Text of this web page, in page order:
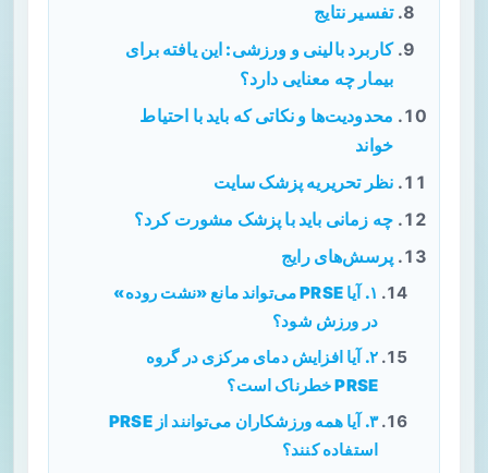
تفسیر نتایج
کاربرد بالینی و ورزشی: این یافته برای
بیمار چه معنایی دارد؟
محدودیت‌ها و نکاتی که باید با احتیاط
خواند
نظر تحریریه پزشک سایت
چه زمانی باید با پزشک مشورت کرد؟
پرسش‌های رایج
۱. آیا PRSE می‌تواند مانع «نشت روده»
در ورزش شود؟
۲. آیا افزایش دمای مرکزی در گروه
PRSE خطرناک است؟
۳. آیا همه ورزشکاران می‌توانند از PRSE
استفاده کنند؟